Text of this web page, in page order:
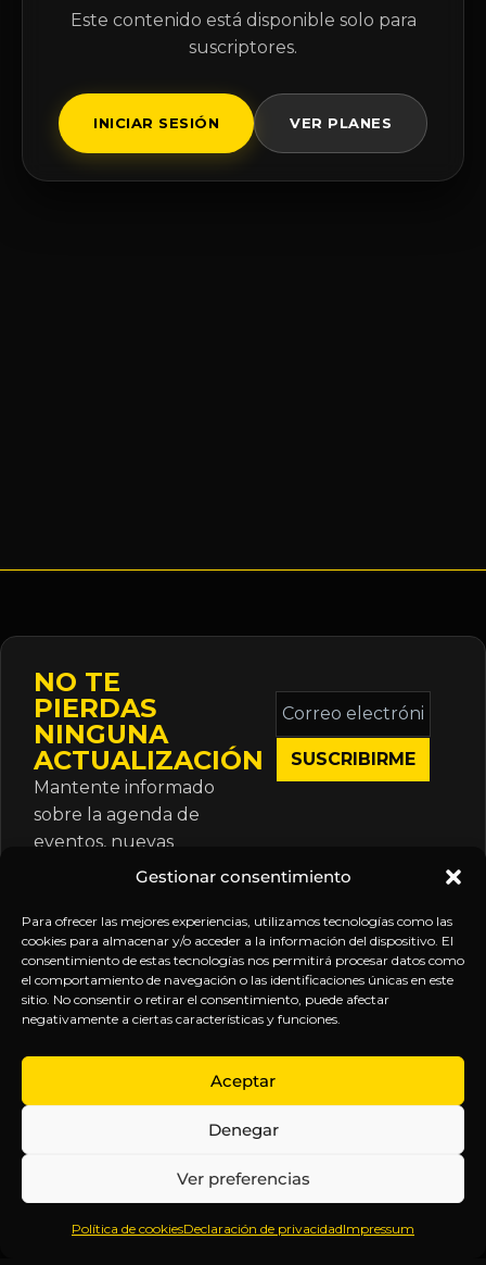
Gestionar consentimiento
Para ofrecer las mejores experiencias, utilizamos tecnologías como las
cookies para almacenar y/o acceder a la información del dispositivo. El
consentimiento de estas tecnologías nos permitirá procesar datos como
el comportamiento de navegación o las identificaciones únicas en este
sitio. No consentir o retirar el consentimiento, puede afectar
negativamente a ciertas características y funciones.
Aceptar
Denegar
Ver preferencias
Política de cookiesDeclaración de privacidadImpressum
Este contenido está disponible solo para
suscriptores.
INICIAR SESIÓN VER PLANES
NO TE
PIERDAS
NINGUNA
ACTUALIZACIÓN
Mantente informado
sobre la agenda de
eventos, nuevas
publicaciones y
suscripción.
Correo
electrónico
*
Inteligencia
Anticipándonos
EXPLORA
Inicio
Sobre
Contenido
Webinars
LEGAL
Política
de
Términos y
Aviso
SÍGUENOS